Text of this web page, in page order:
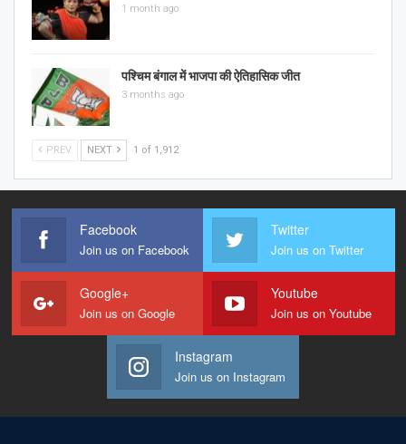
1 month ago
पश्चिम बंगाल में भाजपा की ऐतिहासिक जीत
3 months ago
PREV NEXT 1 of 1,912
Facebook
Join us on Facebook
Twitter
Join us on Twitter
Google+
Join us on Google
Youtube
Join us on Youtube
Instagram
Join us on Instagram